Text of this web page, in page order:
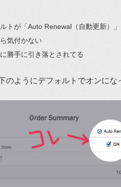
トが「Auto Renewal（自動更新）
気付かない
勝手に引き落とされてる
のようにデフォルトでオンにな